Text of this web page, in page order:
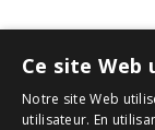
Ce site Web
Notre site Web
utilisateur. En